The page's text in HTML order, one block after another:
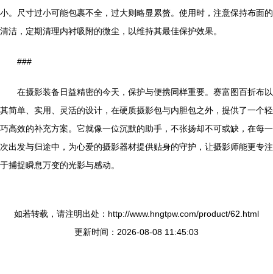
小。尺寸过小可能包裹不全，过大则略显累赘。使用时，注意保持布面的
清洁，定期清理内衬吸附的微尘，以维持其最佳保护效果。
###
在摄影装备日益精密的今天，保护与便携同样重要。赛富图百折布以
其简单、实用、灵活的设计，在硬质摄影包与内胆包之外，提供了一个轻
巧高效的补充方案。它就像一位沉默的助手，不张扬却不可或缺，在每一
次出发与归途中，为心爱的摄影器材提供贴身的守护，让摄影师能更专注
于捕捉瞬息万变的光影与感动。
如若转载，请注明出处：http://www.hngtpw.com/product/62.html
更新时间：2026-08-08 11:45:03